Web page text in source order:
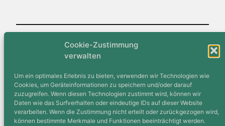
Cookie-Zustimmung
verwalten
Um ein optimales Erlebnis zu bieten, verwenden wir Technologien wie
Cookies, um Geräteinformationen zu speichern und/oder darauf
zuzugreifen. Wenn diesen Technologien zustimmt wird, können wir
Daten wie das Surfverhalten oder eindeutige IDs auf dieser Website
verarbeiten. Wenn die Zustimmung nicht erteilt oder zurückgezogen wird,
können bestimmte Merkmale und Funktionen beeinträchtigt werden.
7. August 2012inStraßenradsport
vonFrank Hürtgen
Schlagwörter: